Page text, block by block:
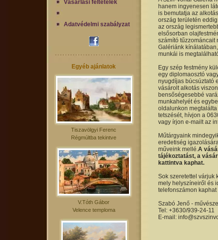
Vásárlási feltételek
Adatvédelmi szabályzat
Egyéb ajánlatok
Tiszavölgyi Ferenc
Régmúltba tekintve
V.Tóth Gábor
Velence temploma
hanem ingyenesen
is bemutatja az
ország területén
az ország
elsősorban
számító tűzzománcait
Galériánk
munkái is
Egy szép festmény
egy diplomaosztó
nyugdíjas búcsúztató
vásárolt alkotás
bensőségesebbé
munkahelyét és
oldalunkon
tetszését, hívjon a
vagy írjon e-mailt az
Műtárgyaink
eredetiség
műveink mellé.A
tájékoztatást, a
kattintva kaphat.
Sok szeretettel várjuk
mely helyszíneiről és
telefonszámon
Szabó Jenő -
Tel: +3630/939-24-11
E-mail: